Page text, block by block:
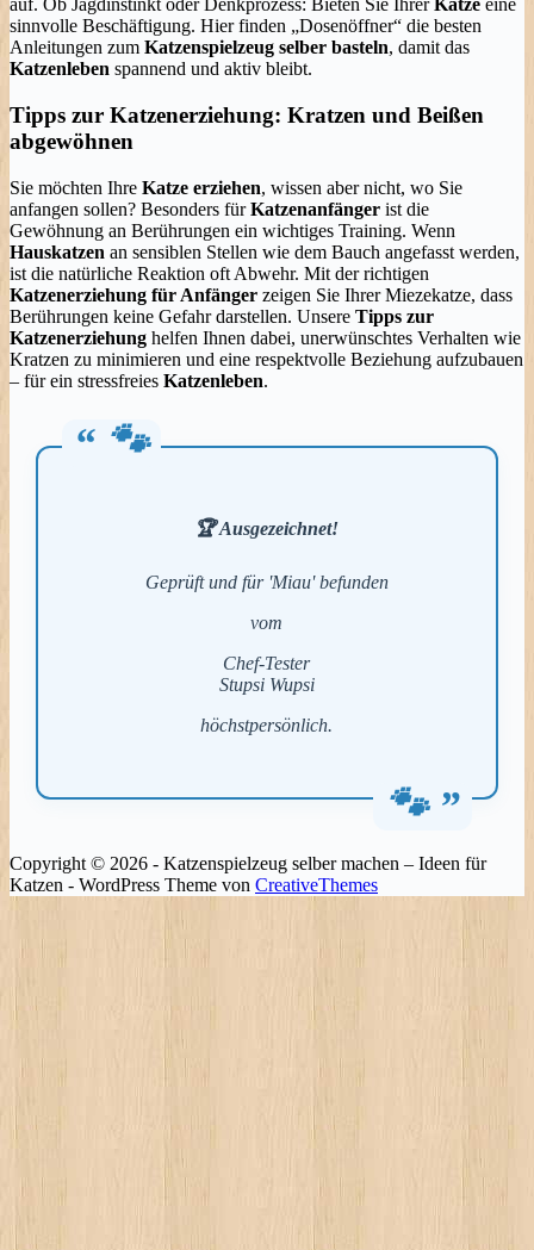
auf. Ob Jagdinstinkt oder Denkprozess: Bieten Sie IhrerKatze eine
sinnvolle Beschäftigung. Hier finden „Dosenöffner“ die besten
Anleitungen zum Katzenspielzeug selber basteln, damit das
Katzenleben spannend und aktiv bleibt.
Tipps zur Katzenerziehung: Kratzen und Beißen
abgewöhnen
Sie möchten Ihre Katze erziehen, wissen aber nicht, wo Sie
anfangen sollen? Besonders fürKatzenanfänger ist die
Gewöhnung an Berührungen ein wichtiges Training. Wenn
Hauskatzen an sensiblen Stellen wie dem Bauch angefasst werden,
ist die natürliche Reaktion oft Abwehr. Mit der richtigen
Katzenerziehung für Anfänger zeigen Sie Ihrer Miezekatze, dass
Berührungen keine Gefahr darstellen. Unsere Tipps zur
Katzenerziehung helfen Ihnen dabei, unerwünschtes Verhalten wie
Kratzen zu minimieren und eine respektvolle Beziehung aufzubauen
– für ein stressfreies Katzenleben.
🏆Ausgezeichnet!
Geprüft und für 'Miau' befunden
vom
Chef-Tester
Stupsi Wupsi
höchstpersönlich.
Copyright © 2026 - Katzenspielzeug selber machen – Ideen für
Katzen - WordPress Theme von CreativeThemes